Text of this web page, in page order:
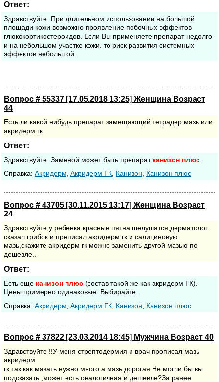
Ответ:
Здравствуйте. При длительном использовании на большой
площади кожи возможно проявление побочных эффектов
глюкокортикостероидов. Если Вы применяете препарат недолго
и на небольшом участке кожи, то риск развития системных
эффектов небольшой.
Вопрос # 55337 [17.05.2018 13:25] Женщина Возраст
44
Есть ли какой нибудь препарат замещающий тетрадер мазь или
акридерм гк
Ответ:
Здравствуйте. Заменой может быть препарат канизон плюс
Cправка: Акридерм Акридерм ГК Канизон Канизон плюс
Вопрос # 43705 [30.11.2015 13:17] Женщина Возраст
24
Здравствуйте,у ребенка красные пятна шелушатся,дерматолог
сказал грибок и преписал акридерм гк и салициновую
мазь,скажите акридерм гк можно заменить другой мазью по
дешевле..
Ответ:
Есть еще канизон плюс (состав такой же как акридерм ГК).
Цены примерно одинаковые. Выбирайте.
Cправка: Акридерм Акридерм ГК Канизон Канизон плюс
Вопрос # 37822 [23.03.2014 18:45] Мужчина Возраст 40
Здравствуйте !!У меня стрептодермия и врач прописал мазь
акридерм
гк.так как мазать нужно много а мазь дорогая.Не могли бы вы
подсказать ,может есть оналогичная и дешевле?За ранее